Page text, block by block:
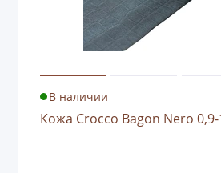
В наличии
Кожа Crocco Bagon Nero